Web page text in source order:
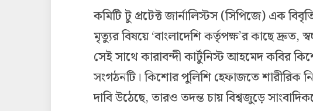
কমিটি টু প্রটেক্ট জার্নালিস্টস (সিপিজে) এক
মৃত্যুর বিষয়ে ‘বাংলাদেশি কর্তৃপক্ষ’র কাছে দ্রুত,
সেই সাথে কারাবন্দী কার্টুনিস্ট আহমেদ কবির
সংগঠনটি। কিশোর পুলিশি হেফাজতে শারীরিক
দাবি উঠেছে, তারও তদন্ত চায় বিশ্বজুড়ে